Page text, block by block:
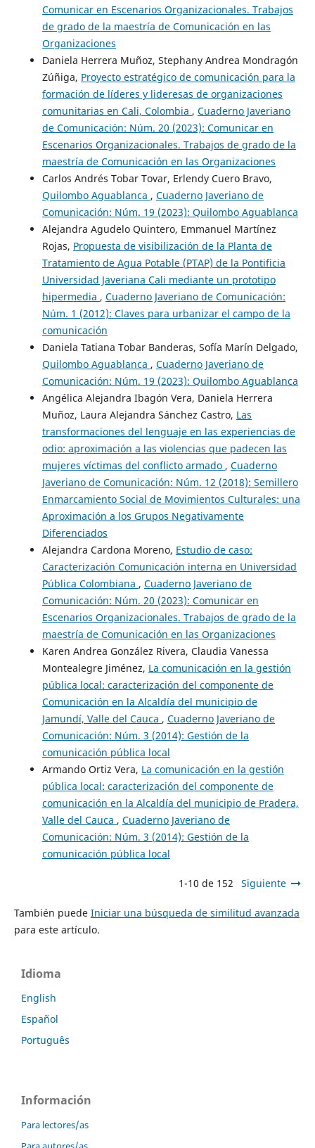
Comunicar en Escenarios Organizacionales. Trabajos
de grado de la maestría de Comunicación en las
Organizaciones
Daniela Herrera Muñoz, Stephany Andrea Mondragón
Zúñiga, Proyecto estratégico de comunicación para la
formación de líderes y lideresas de organizaciones
comunitarias en Cali, Colombia , Cuaderno Javeriano
de Comunicación: Núm. 20 (2023): Comunicar en
Escenarios Organizacionales. Trabajos de grado de la
maestría de Comunicación en las Organizaciones
Carlos Andrés Tobar Tovar, Erlendy Cuero Bravo,
Quilombo Aguablanca , Cuaderno Javeriano de
Comunicación: Núm. 19 (2023): Quilombo Aguablanca
Alejandra Agudelo Quintero, Emmanuel Martínez
Rojas, Propuesta de visibilización de la Planta de
Tratamiento de Agua Potable (PTAP) de la Pontificia
Universidad Javeriana Cali mediante un prototipo
hipermedia , Cuaderno Javeriano de Comunicación:
Núm. 1 (2012): Claves para urbanizar el campo de la
comunicación
Daniela Tatiana Tobar Banderas, Sofía Marín Delgado,
Quilombo Aguablanca , Cuaderno Javeriano de
Comunicación: Núm. 19 (2023): Quilombo Aguablanca
Angélica Alejandra Ibagón Vera, Daniela Herrera
Muñoz, Laura Alejandra Sánchez Castro, Las
transformaciones del lenguaje en las experiencias de
odio: aproximación a las violencias que padecen las
mujeres víctimas del conflicto armado , Cuaderno
Javeriano de Comunicación: Núm. 12 (2018): Semillero
Enmarcamiento Social de Movimientos Culturales: una
Aproximación a los Grupos Negativamente
Diferenciados
Alejandra Cardona Moreno, Estudio de caso:
Caracterización Comunicación interna en Universidad
Pública Colombiana , Cuaderno Javeriano de
Comunicación: Núm. 20 (2023): Comunicar en
Escenarios Organizacionales. Trabajos de grado de la
maestría de Comunicación en las Organizaciones
Karen Andrea González Rivera, Claudia Vanessa
Montealegre Jiménez, La comunicación en la gestión
pública local: caracterización del componente de
Comunicación en la Alcaldía del municipio de
Jamundí, Valle del Cauca , Cuaderno Javeriano de
Comunicación: Núm. 3 (2014): Gestión de la
comunicación pública local
Armando Ortiz Vera, La comunicación en la gestión
pública local: caracterización del componente de
comunicación en la Alcaldía del municipio de Pradera,
Valle del Cauca , Cuaderno Javeriano de
Comunicación: Núm. 3 (2014): Gestión de la
comunicación pública local
1-10 de 152 Siguiente
También puede Iniciar una búsqueda de similitud avanzada
para este artículo.
Idioma
English
Español
Português
Información
Para lectores/as